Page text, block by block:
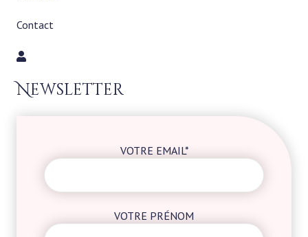
Contact
Newsletter
VOTRE EMAIL*
VOTRE PRÉNOM